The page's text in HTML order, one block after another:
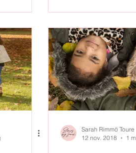
Sarah Rimmö Toure
12 nov. 2018
1